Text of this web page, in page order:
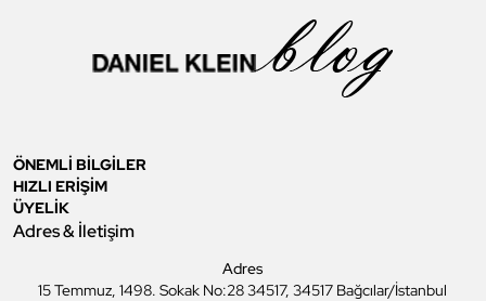
ÖNEMLİ BİLGİLER
HIZLI ERİŞİM
ÜYELİK
Adres & İletişim
Adres
15 Temmuz, 1498. Sokak No:28 34517, 34517 Bağcılar/İstanbul